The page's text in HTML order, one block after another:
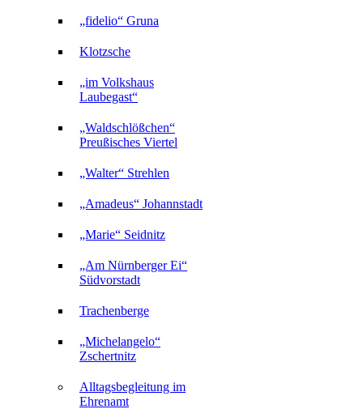
„fidelio“ Gruna
Klotzsche
„im Volkshaus
Laubegast“
„Waldschlößchen“
Preußisches Viertel
„Walter“ Strehlen
„Amadeus“ Johannstadt
„Marie“ Seidnitz
„Am Nürnberger Ei“
Südvorstadt
Trachenberge
„Michelangelo“
Zschertnitz
Alltagsbegleitung im
Ehrenamt